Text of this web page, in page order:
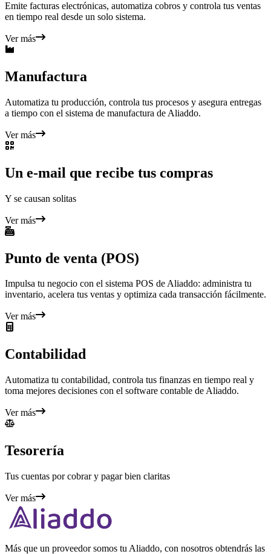
Emite facturas electrónicas, automatiza cobros y controla tus ventas
en tiempo real desde un solo sistema.
Ver más
Manufactura
Automatiza tu producción, controla tus procesos y asegura entregas
a tiempo con el sistema de manufactura de Aliaddo.
Ver más
Un e-mail que recibe tus compras
Y se causan solitas
Ver más
Punto de venta (POS)
Impulsa tu negocio con el sistema POS de Aliaddo: administra tu
inventario, acelera tus ventas y optimiza cada transacción fácilmente.
Ver más
Contabilidad
Automatiza tu contabilidad, controla tus finanzas en tiempo real y
toma mejores decisiones con el software contable de Aliaddo.
Ver más
Tesorería
Tus cuentas por cobrar y pagar bien claritas
Ver más
Más que un proveedor somos tu Aliaddo, con nosotros obtendrás las